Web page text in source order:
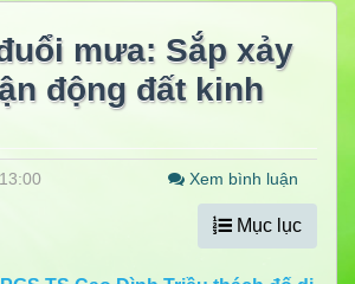
mưa: Sắp xảy
động đất kinh
Xem bình luận
Mục lục